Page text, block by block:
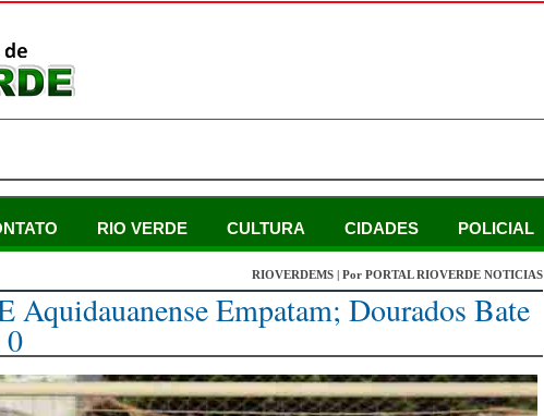
RIO VERDE CULTURA CIDADES POLICIAL
RIOVERDEMS | Por PORTAL RIOVERDE NOTICIAS
Aquidauanense Empatam; Dourados Bate